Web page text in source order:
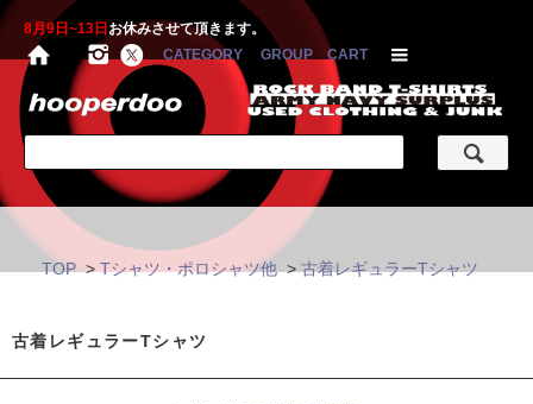
8月9日~13日 お休みさせて頂きます。
CATEGORY
GROUP CART
TOP >Tシャツ・ポロシャツ他 >古着レギュラーTシャツ
古着レギュラーTシャツ